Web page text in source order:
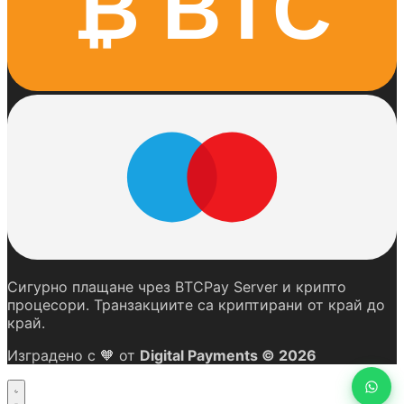
Сигурно плащане чрез BTCPay Server и крипто
процесори. Транзакциите са криптирани от край до
край.
Изградено с 🧡 от Digital Payments © 2026